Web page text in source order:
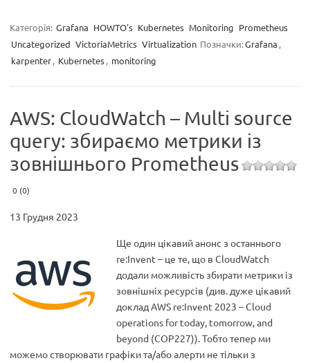
Категорія: Grafana HOWTO's Kubernetes Monitoring Prometheus
Uncategorized VictoriaMetrics Virtualization Позначки:Grafana ,
karpenter, Kubernetes, monitoring
AWS: CloudWatch – Multi source
query: збираємо метрики із
зовнішнього Prometheus
0 (0)
13 Грудня 2023
Ще один цікавий анонс з останнього
re:Invent – це те, що в CloudWatch
додали можливість збирати метрики із
зовнішніх ресурсів (див. дуже цікавий
доклад AWS re:Invent 2023 – Cloud
operations for today, tomorrow, and
beyond (COP227)). Тобто тепер ми
можемо створювати графіки та/або алерти не тільки з